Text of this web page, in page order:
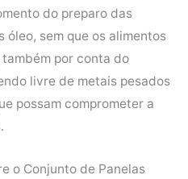
do preparo das
óleo, sem que os alimentos
por conta do
livre de metais pesados
possam comprometer a
o Conjunto de Panelas